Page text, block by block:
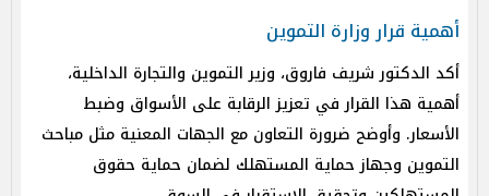
أهمية قرار وزارة التموين
أكد الدكتور شريف فاروق، وزير التموين والتجارة الداخلية،
أهمية هذا القرار في تعزيز الرقابة على الأسواق وضبط
الأسعار. وأوضح ضرورة التعاون مع الجهات المعنية مثل مباحث
التموين وجهاز حماية المستهلك لضمان حماية حقوق